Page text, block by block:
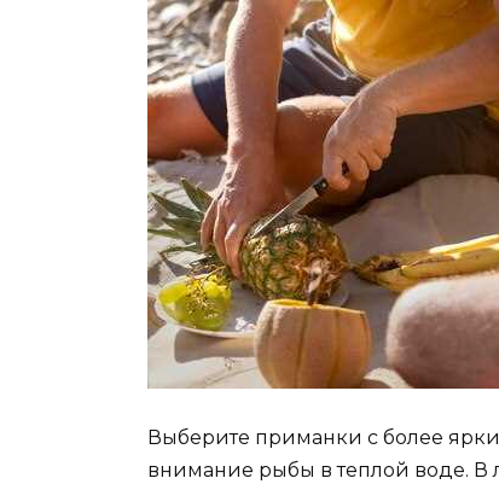
Выберите приманки с более
внимание рыбы в теплой воде. В